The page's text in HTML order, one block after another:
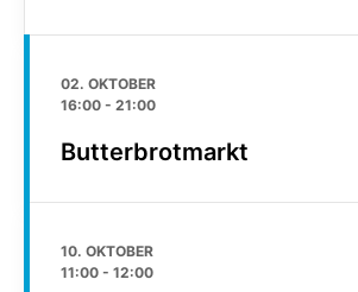
02. OKTOBER
16:00 - 21:00
Butterbrotmarkt
10. OKTOBER
11:00 - 12:00